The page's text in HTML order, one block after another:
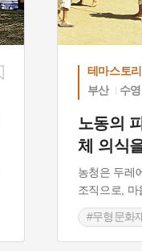
테마스토리
부산
수
노동의
체 의식
농청은 두레
조직으로,
#무형문화
#부산 민속